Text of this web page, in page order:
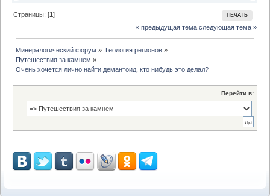
ПЕЧАТЬ
Страницы: [1]
« предыдущая тема следующая тема »
Минералогический форум » Геология регионов»
Путешествия за камнем »
Очень хочется лично найти демантоид, кто нибудь это делал?
Перейти в: